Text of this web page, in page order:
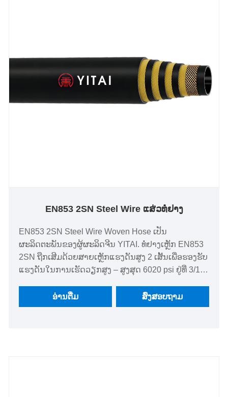
EN853 2SN Steel Wire ແສ່ວທໍ່ຢາງ
EN853 2SN Steel Wire Woven Hose ເປັນ
ຜະລິດຕະພັນຂອງຜູ້ຜະລິດຈີນ YITAI. ທໍ່ຢາງເຫຼັກ EN853
2SN ຖືກເສີມດ້ວຍສາຍເຫຼັກແຮງດັນສູງ 2 ເສັ້ນເພື່ອຮອງຮັບ
ແຮງດັນໃນການເຮັດວຽກສູງ – ສູງສຸດ 6020 psi ຢູ່ທີ່ 3/16”
& ທົນທານຕໍ່ການກັດກ່ອນ ປະກອບສ່ວນໃຫ້ຊີວິດການ
ບໍລິການໃນໄລຍະຍາວ.
ອ່ານ​ຕື່ມ ສົ່ງສອບຖາມ